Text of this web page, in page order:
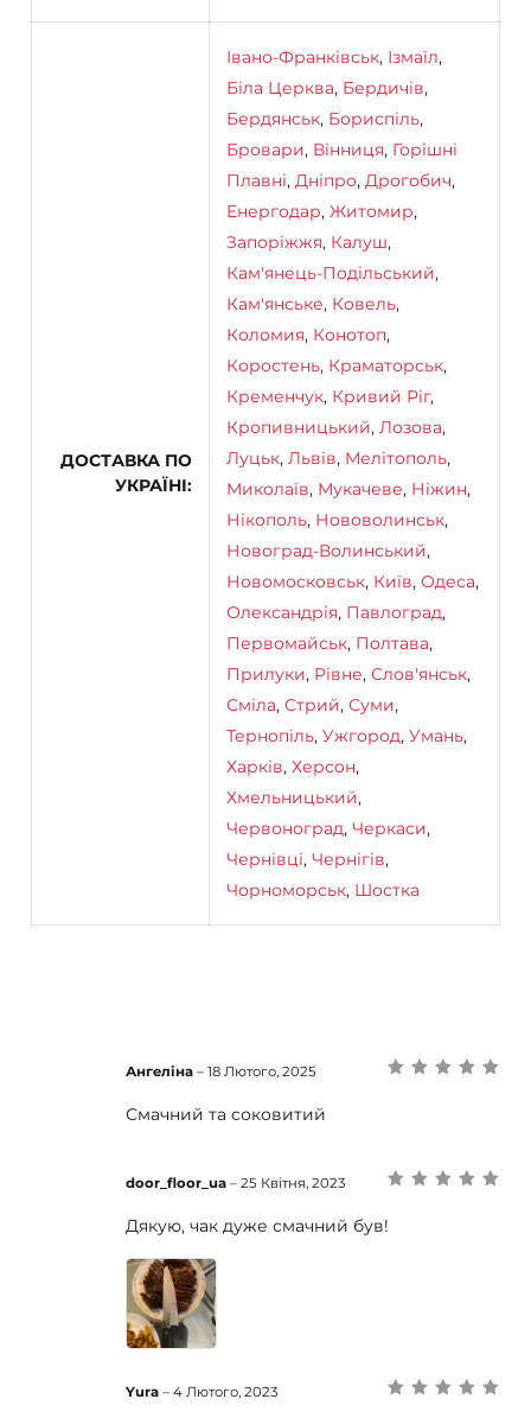
ДОСТАВКА ПО
УКРАЇНІ
Івано-Франківськ, Ізмаїл,
Біла Церква, Бердичів,
Бердянськ, Бориспіль,
Бровари, Вінниця, Горішні
Плавні, Дніпро, Дрогобич,
Енергодар, Житомир,
Запоріжжя, Калуш,
Кам'янець-Подільський,
Кам'янське, Ковель,
Коломия, Конотоп,
Коростень, Краматорськ,
Кременчук, Кривий Ріг,
Кропивницький, Лозова,
Луцьк, Львів, Мелітополь,
Миколаїв, Мукачеве, Ніжин,
Нікополь, Нововолинськ,
Новоград-Волинський,
Новомосковськ, Київ, Одеса,
Олександрія, Павлоград,
Первомайськ, Полтава,
Прилуки, Рівне, Слов'янськ,
Сміла, Стрий, Суми,
Тернопіль, Ужгород, Умань,
Харків, Херсон,
Хмельницький,
Червоноград, Черкаси,
Чернівці, Чернігів,
Чорноморськ, Шостка
Ангеліна – 18 Лютого, 2025
Смачний та соковитий
door_floor_ua – 25 Квітня, 2023
Дякую, чак дуже смачний був!
Yura – 4 Лютого, 2023